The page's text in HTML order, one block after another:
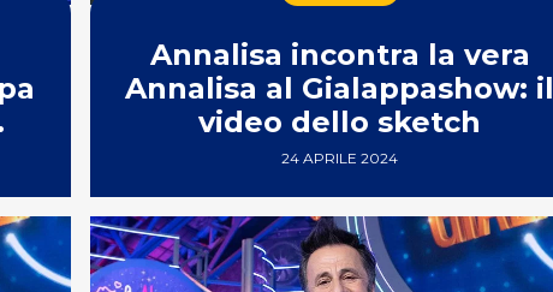
Annalisa incontra la vera
Annalisa al Gialappashow: il
video dello sketch
24 APRILE 2024